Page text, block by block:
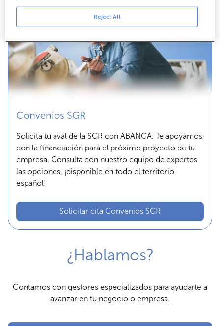
Convenios SGR
Solicita tu aval de la SGR con ABANCA. Te apoyamos
con la financiación para el próximo proyecto de tu
empresa. Consulta con nuestro equipo de expertos
las opciones, ¡disponible en todo el territorio
español!
Solicitar cita Convenios SGR
¿Hablamos?
Contamos con gestores especializados para ayudarte a
avanzar en tu negocio o empresa.
Reject All